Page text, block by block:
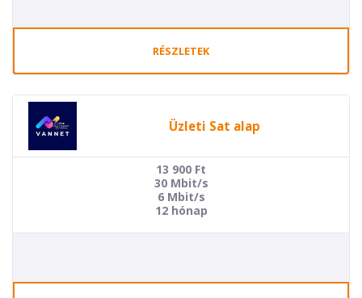
RÉSZLETEK
Üzleti Sat alap
13 900 Ft
30 Mbit/s
6 Mbit/s
12 hónap